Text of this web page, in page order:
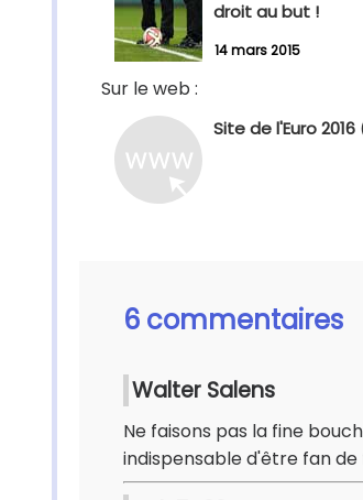
droit au but !
14 mars 2015
Sur le web :
Site de l'Euro 2016
6 commentaires
Walter Salens
Ne faisons pas la fine
indispensable d'être fan de